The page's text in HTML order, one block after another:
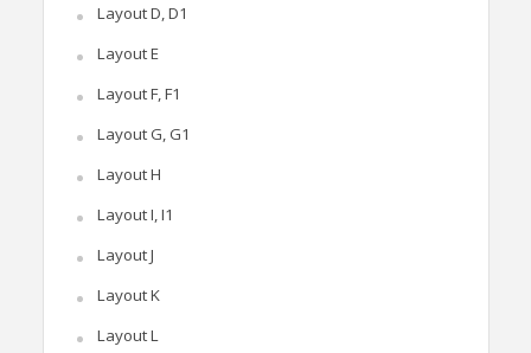
Layout D, D1
Layout E
Layout F, F1
Layout G, G1
Layout H
Layout I, I1
Layout J
Layout K
Layout L